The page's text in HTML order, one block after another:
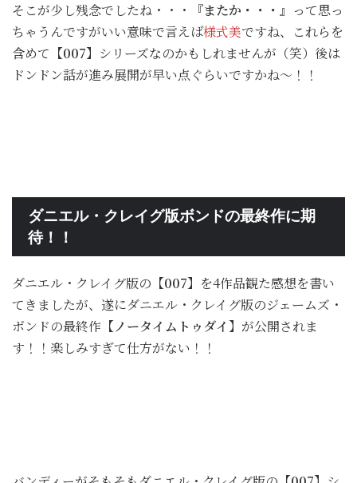
そこが少し残念でしたね・・・
『またか・・・』 って思っ
ちゃうんですがいい意味で言えば様式美ですね、これらを
含めて 【007】 シリーズなのかもしれませんが（笑）後は
ドンドン話が進み展開が早い点ぐらいですかね～！！
ダニエル・クレイグ版ボンドの最終作に期
待！！
ダニエル・クレイグ版の 【007】 を4作品観た感想を書い
てきましたが、遂にダニエル・クレイグ版のジェームズ・
ボンドの最終作 【ノータイムトゥダイ】 が公開されま
す！！楽しみすぎて仕方がない！！